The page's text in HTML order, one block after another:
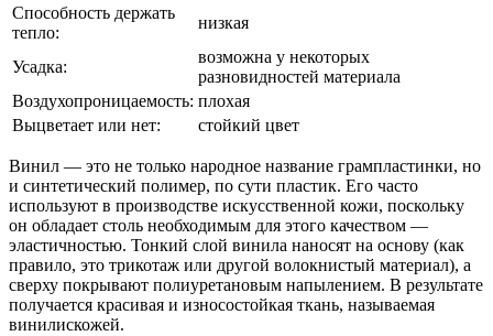
Способность держать
тепло:
низкая
Усадка:
возможна у некоторых
разновидностей материала
Воздухопроницаемость: плохая
Выцветает или нет:
стойкий цвет
Винил — это не только народное название грампластинки, но
и синтетический полимер, по сути пластик. Его часто
используют в производстве искусственной кожи, поскольку
он обладает столь необходимым для этого качеством —
эластичностью. Тонкий слой винила наносят на основу (как
правило, это трикотаж или другой волокнистый материал), а
сверху покрывают полиуретановым напылением. В результате
получается красивая и износостойкая ткань, называемая
винилискожей.